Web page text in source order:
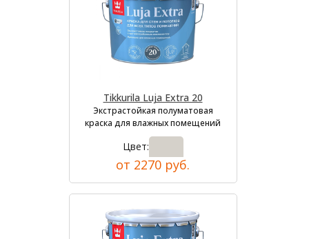
Tikkurila Luja Extra 20
Экстрастойкая полуматовая
краска для влажных помещений
Цвет:
от 2270 руб.